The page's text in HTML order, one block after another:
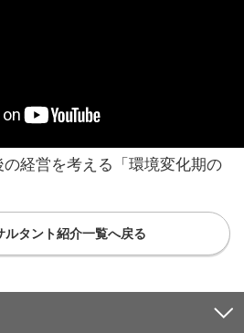
経営を考える「環境変化期の
ルタント紹介一覧へ戻る